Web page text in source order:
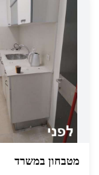
מטבחון במשרד